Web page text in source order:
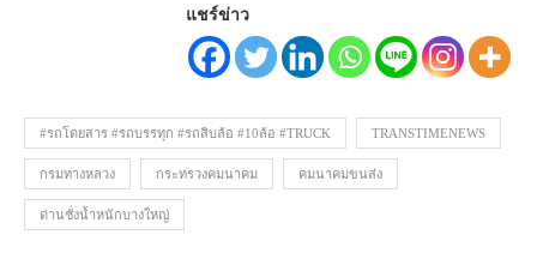
แชร์ข่าว
#รถโดยสาร #รถบรรทุก #รถสิบล้อ #10ล้อ #TRUCK TRANSTIMENEWS
กรมทางหลวง กระทรวงคมนาคม คมนาคมขนส่ง
ด่านชั่งน้ำหนักบางใหญ่